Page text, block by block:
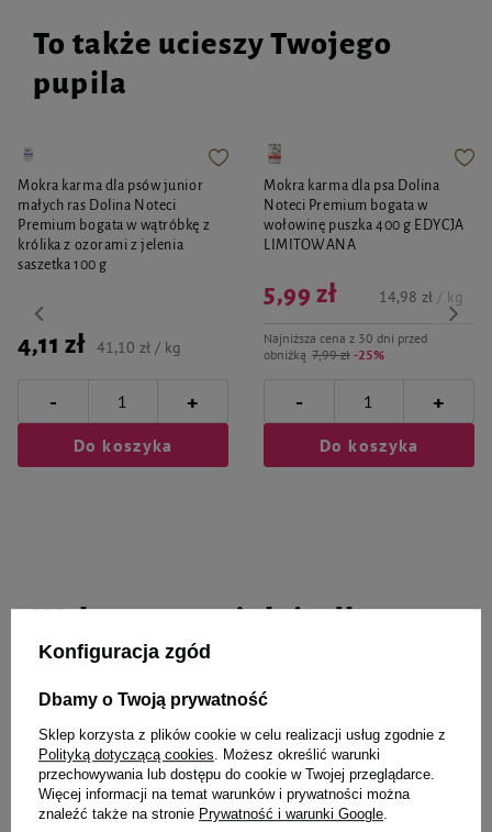
To także ucieszy Twojego
pupila
Mokra karma dla psów junior
małych ras Dolina Noteci
Premium bogata w wątróbkę z
królika z ozorami z jelenia
saszetka 100 g
4,11 zł 41,10 zł / kg
- +
Do koszyka
Mokra karma dla psa Dolina
Noteci Premium bogata w
wołowinę puszka 400 g EDYCJA
LIMITOWANA
Najniższa cena z 30 dni przed
obniżką 7,99 zł -25%
5,99 zł 14,98 zł / kg
- +
Do koszyka
Wybrane specjalnie dla
Ciebie i Twojego czworonoga
D&D zabawka piłka i sznur 18 cm
Cooper & Pals Lina sznur szarpak
do zabawy dla psa pastelowy 44
cm
Konfiguracja zgód
Dbamy o Twoją prywatność
Sklep korzysta z plików cookie w celu realizacji usług zgodnie z
Polityką dotyczącą cookies . Możesz określić warunki
przechowywania lub dostępu do cookie w Twojej przeglądarce.
Więcej informacji na temat warunków i prywatności można
znaleźć także na stronie Prywatność i warunki Google